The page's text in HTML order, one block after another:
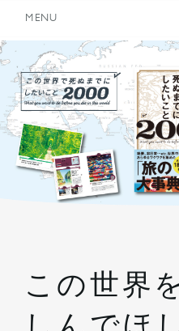
MENU
この世界